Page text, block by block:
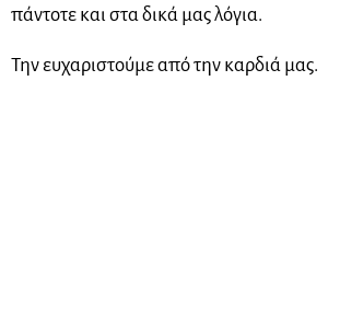
πάντοτε και στα δικά μας λόγια.
Την ευχαριστούμε από την καρδιά μας.